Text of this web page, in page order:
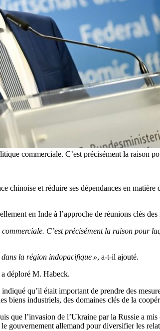
commerciale. C’est précisément la raison
et réduire ses dépendances en
en Inde à l’approche de réunions clés
C’est précisément la raison pour
la région indopacifique », a-t-il ajouté.
a déploré M. Habeck.
qu’il était important de prendre des
biens industriels, des domaines clés de la
que l’invasion de l’Ukraine par la Russie a
gouvernement allemand pour diversifier les